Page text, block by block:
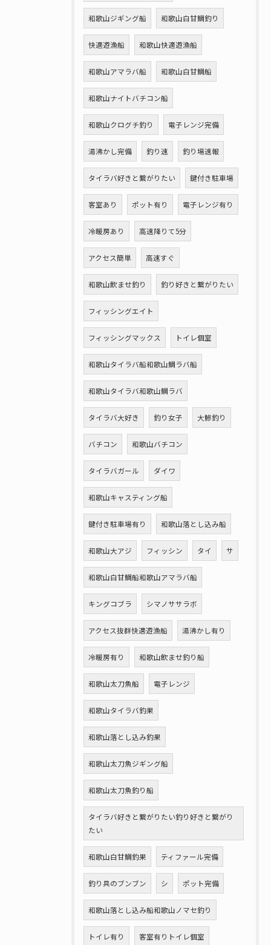
和歌山ジギング船 和歌山白甘鯛釣り
快適遊漁船 和歌山快適遊漁船
和歌山アマラバ船 和歌山白甘鯛船
和歌山ナイトバチコン船
和歌山クログチ釣り 電子レンジ完備
湯沸かし完備 釣り速 釣り場速報
タイラバ好きと繋がりたい 鍵付き駐車場
客室あり ポット有り 電子レンジ有り
冷暖房あり 高速降りて5分
アクセス簡単 高速すぐ
和歌山飲ませ釣り 釣り好きと繋がりたい
フィッシングエイト
フィッシングマックス トイレ個室
和歌山タイラバ船和歌山鯛ラバ船
和歌山タイラバ和歌山鯛ラバ
タイラバ大好き 釣り女子 大鯵釣り
バチコン 和歌山バチコン
タイラバガール ダイワ
和歌山キャスティング船
鍵付き駐車場有り 和歌山落とし込み船
和歌山大アジ フィッシン タイ サ
和歌山白甘鯛船和歌山アマラバ船
キングコブラ シマノササラボ
アクセス抜群快適遊漁船 湯沸かし有り
冷暖房有り 和歌山飲ませ釣り船
和歌山太刀魚船 電子レンジ
和歌山タイラバ釣果
和歌山落とし込み釣果
和歌山太刀魚ジギング船
和歌山太刀魚釣り船
タイラバ好きと繋がりたい釣り好きと繋がり
たい
和歌山白甘鯛釣果 ティファール完備
釣り具のブンブン シ ポット完備
和歌山落とし込み船和歌山ノマセ釣り
トイレ有り 客室有りトイレ個室